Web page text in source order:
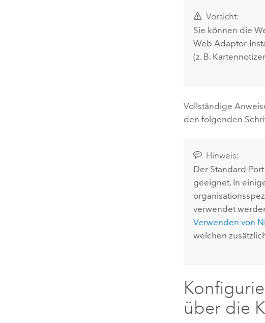
Vorsicht:
Sie können die
Web Adaptor-
(z. B.
Vollständige
den folgenden
Hinweis:
Der Standard-
geeignet. In
verwendet
Verwenden von
welchen
über die